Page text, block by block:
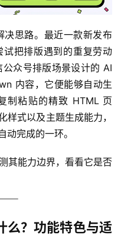
思路。最近一款新发布
试把排版遇到的重复劳动
众号排版场景设计的 AI
内容，它便能够自动生
制粘贴的精致 HTML 页
样式以及主题生成能力，
完成的一环。
其能力边界，看看它是否
？功能特色与适